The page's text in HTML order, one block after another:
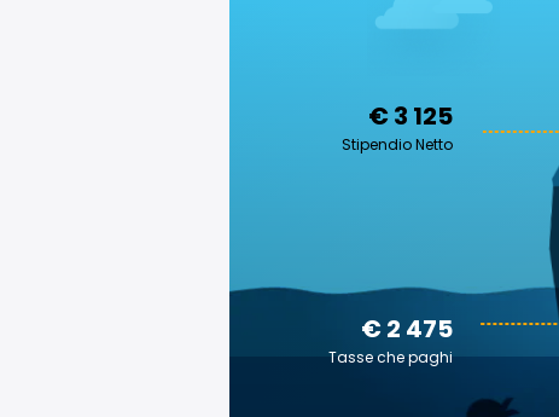
€ 3 125
Stipendio Netto
€ 2 475
Tasse che paghi